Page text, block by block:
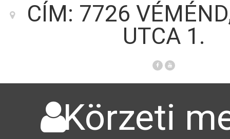
CÍM: 7726
UTCA 1.
Körzeti